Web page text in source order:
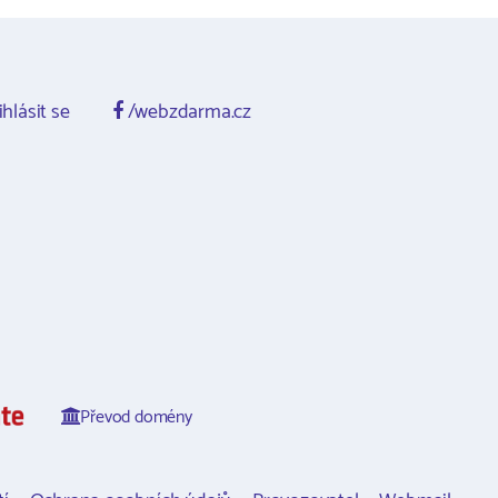
se /webzdarma.cz
Převod domény